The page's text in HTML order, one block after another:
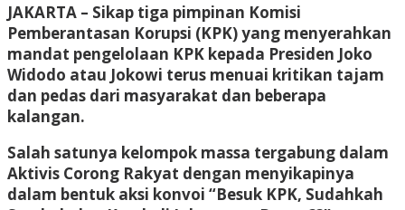
JAKARTA – Sikap tiga pimpinan Komisi
Pemberantasan Korupsi (KPK) yang menyerahkan
mandat pengelolaan KPK kepada Presiden Joko
Widodo atau Jokowi terus menuai kritikan tajam
dan pedas dari masyarakat dan beberapa
kalangan.
Salah satunya kelompok massa tergabung dalam
Aktivis Corong Rakyat dengan menyikapinya
dalam bentuk aksi konvoi “Besuk KPK, Sudahkah